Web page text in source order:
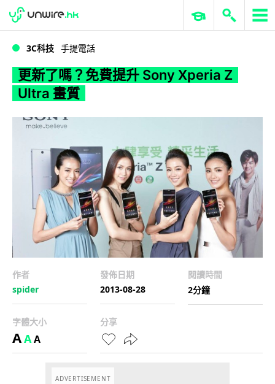
WWDC 2026 ERP 與商業 AI
3C科技 手提電話
更新了嗎？免費提升 Sony Xperia Z
Ultra 畫質
作者
spider
發佈日期
2013-08-28
閱讀時間
2分鐘
字體大小
AAA
分享
ADVERTISEMENT